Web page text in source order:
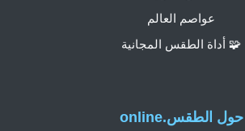
حول الطقس.online
عواصم العالم
🧩 أداة الطقس المجانية